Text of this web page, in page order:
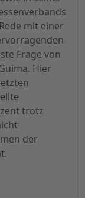
mit einer
Frage von
Hier
trotz
der